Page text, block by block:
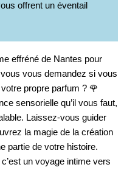
offrent un éventail
effréné de Nantes pour
vous demandez si vous
propre parfum ? 🌹
sensorielle qu’il vous faut,
Laissez-vous guider
la magie de la création
partie de votre histoire.
un voyage intime vers